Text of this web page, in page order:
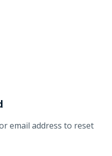
email address to reset